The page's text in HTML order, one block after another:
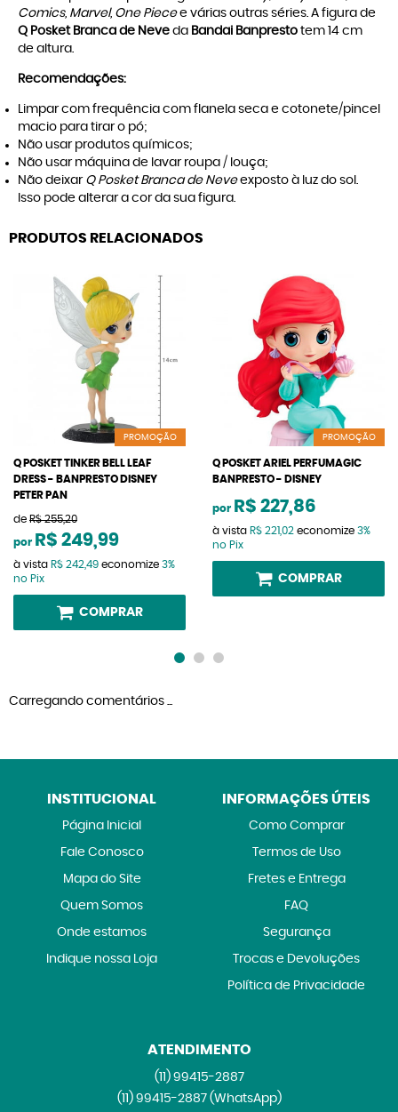
Comics, Marvel, One Piecee várias outras séries. A figura de
Q Posket Branca de Neve da Bandai Banpresto tem 14 cm
de altura.
Recomendações:
Limpar com frequência com flanela seca e cotonete/pincel
macio para tirar o pó;
Não usar produtos químicos;
Não usar máquina de lavar roupa / louça;
Não deixar Q Posket Branca de Neve exposto à luz do sol.
Isso pode alterar a cor da sua figura.
PRODUTOS RELACIONADOS
PROMOÇÃO
Q POSKET TINKER BELL LEAF
DRESS - BANPRESTO DISNEY
PETER PAN
de R$ 255,20
por R$ 249,99
à vista R$ 242,49 economize 3%
no Pix
COMPRAR
PROMOÇÃO
Q POSKET ARIEL PERFUMAGIC
BANPRESTO - DISNEY
por R$ 227,86
à vista R$ 221,02 economize 3%
no Pix
COMPRAR
Carregando comentários ...
INSTITUCIONAL
Página Inicial
Fale Conosco
Mapa do Site
Quem Somos
Onde estamos
Indique nossa Loja
INFORMAÇÕES ÚTEIS
Como Comprar
Termos de Uso
Fretes e Entrega
FAQ
Segurança
Trocas e Devoluções
Política de Privacidade
ATENDIMENTO
(11)99415-2887
(11)99415-2887 (WhatsApp)